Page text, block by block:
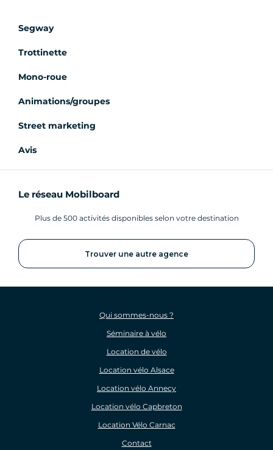
Segway
Trottinette
Mono-roue
Animations/groupes
Street marketing
Avis
Le réseau Mobilboard
Plus de 500 activités disponibles selon votre destination
Trouver une autre agence
Qui sommes-nous ?
Séminaire à vélo
Location de vélo
Location vélo Alsace
Location vélo Annecy
Location vélo Capbreton
Location Vélo Carnac
Contact